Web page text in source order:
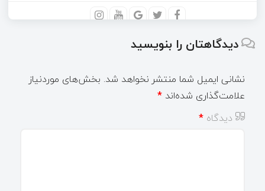
دیدگاهتان را بنویسید
نشانی ایمیل شما منتشر نخواهد شد. بخش‌های موردنیاز
علامت‌گذاری شده‌اند *
دیدگاه *